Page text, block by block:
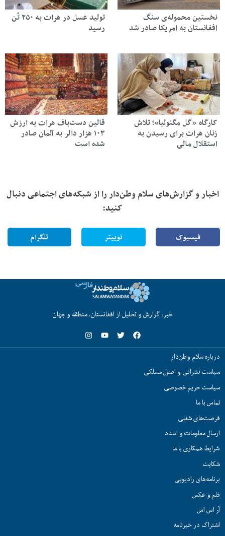
نخستین محموله‌ی سنگ
افغانستان به امریکا صادر شد
تولید عسل در هرات به ۲۵۰ تُن
رسید
کارگاه «گل مگنولیا»؛ تلاش
زنان هرات برای رسیدن به
استقلال مالی
قالین دست‌باف هرات به ارزش
۱۰۳ هزار دالر به آلمان صادر
شده است
اخبار و گزارش‌های سلام وطن‌دار را از شبکه‌های اجتماعی دنبال
کنید:
فیسبوک توییتر تلگرام
خبر، گزارش و تحلیل از افغانستان، منطقه و جهان
درباره سلام وطن‌دار
سیاست نشراتی و اصول مسلکی
سیاست حریم خصوصی
تماس با ما
فرصت‌های شغلی
ارسال معلومات و اسناد
شرایط همکاری با ما
شکایت
برنامه‌های رادیویی
فلم و عکس
آر اس اس
اشتراک در خبرنامه